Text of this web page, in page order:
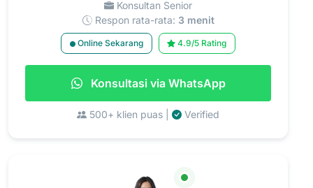
Konsultan Senior
Respon rata-rata: 3 menit
Online Sekarang 4.9/5 Rating
Konsultasi via WhatsApp
500+ klien puas | Verified